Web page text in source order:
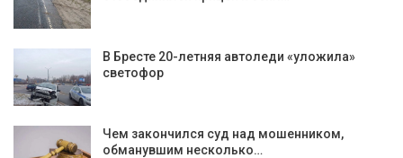
В Бресте 20-летняя автоледи «уложила»
светофор
Чем закончился суд над мошенником,
обманувшим несколько…